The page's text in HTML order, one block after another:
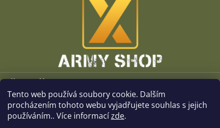
Tento web používá soubory cookie. Dalším
procházením tohoto webu vyjadřujete souhlas s jejich
používáním.. Více informacízde.
Vše o nákupu
O společnosti
Kamenné prodejny